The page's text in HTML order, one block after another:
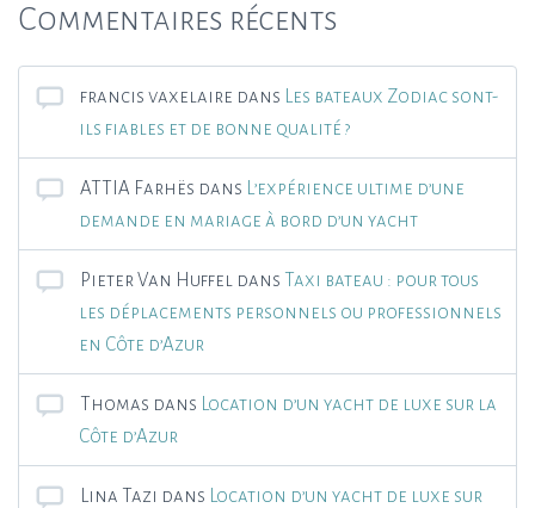
Commentaires récents
francis vaxelaire dans
Les bateaux Zodiac sont-
ils fiables et de bonne qualité ?
ATTIA Farhës dans
L’expérience ultime d’une
demande en mariage à bord d’un yacht
Pieter Van Huffel dans Taxi bateau : pour tous
les déplacements personnels ou professionnels
en Côte d’Azur
Thomas dans
Location d’un yacht de luxe sur la
Côte d’Azur
Lina Tazi dans
Location d’un yacht de luxe sur